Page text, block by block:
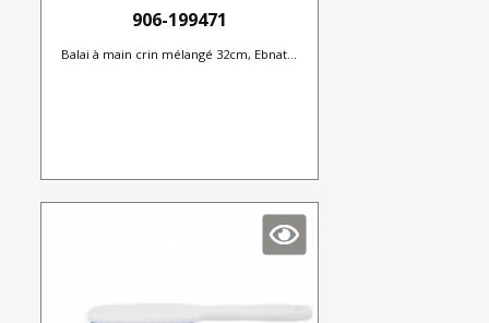
906-199471
Balai à main crin mélangé 32cm, Ebnat...